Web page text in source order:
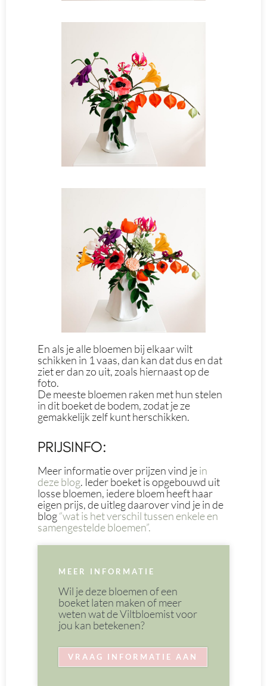
En als je alle bloemen bij elkaar wilt
schikken in 1 vaas, dan kan dat dus en dat
ziet er dan zo uit, zoals hiernaast op de
foto.
De meeste bloemen raken met hun stelen
in dit boeket de bodem, zodat je ze
gemakkelijk zelf kunt herschikken.
PRIJSINFO:
Meer informatie over prijzen vind jein
deze blog. Ieder boeket is opgebouwd uit
losse bloemen, iedere bloem heeft haar
eigen prijs, de uitleg daarover vind je in de
blog“wat is het verschil tussen enkele en
samengestelde bloemen”.
MEER INFORMATIE
Wil je deze bloemen of een
boeket laten maken of meer
weten wat de Viltbloemist voor
jou kan betekenen?
VRAAG INFORMATIE AAN